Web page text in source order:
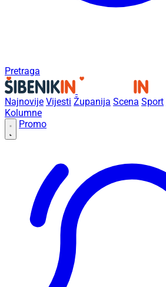
Pretraga
Najnovije Vijesti Županija Scena Sport
Kolumne
Promo